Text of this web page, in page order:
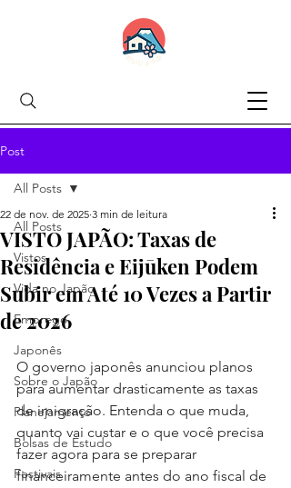
Post
All Posts
Vistos
Vida no Japão
Emprego
Japonês
Sobre o Japão
Planejamento
Bolsas de Estudo
Festivais
All Posts
VISTO JAPÃO: Taxas de
Residência e Eijūken Podem
Subir em Até 10 Vezes a Partir
de 2026
22 de nov. de 2025 3 min de leitura
O governo japonês anunciou planos
para aumentar drasticamente as taxas
de imigração. Entenda o que muda,
quanto vai custar e o que você precisa
fazer agora para se preparar
financeiramente antes do ano fiscal de